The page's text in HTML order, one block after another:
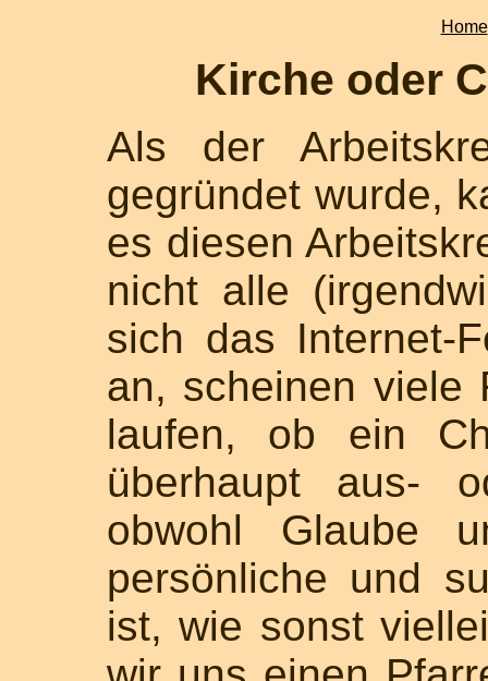
Home
Kirche oder
Als der
gegründet wurde,
es diesen
nicht alle
sich das Internet-
an, scheinen viele
laufen, ob ein
überhaupt aus-
obwohl Glaube
persönliche und
ist, wie sonst